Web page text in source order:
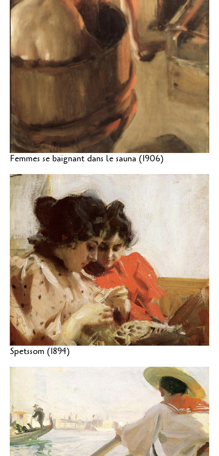
Femmes se baignant dans le sauna (1906)
Spetssom (1894)